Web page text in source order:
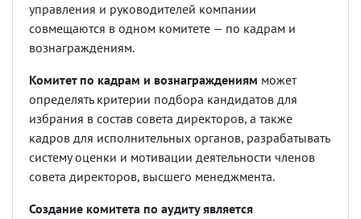
управления и руководителей компании
совмещаются в одном комитете — по кадрам и
вознаграждениям.
Комитет по кадрам и вознаграждениям может
определять критерии подбора кандидатов для
избрания в состав совета директоров, а также
кадров для исполнительных органов, разрабатывать
систему оценки и мотивации деятельности членов
совета директоров, высшего менеджмента.
Создание комитета по аудиту является